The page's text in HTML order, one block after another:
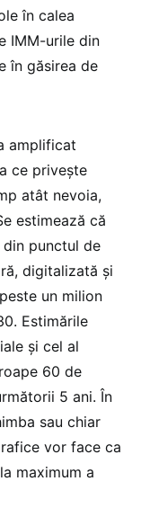
în calea
IMM-urile din
în găsirea de
amplificat
ce privește
atât nevoia,
estimează că
punctul de
digitalizată și
un milion
Estimările
și cel al
60 de
5 ani. În
sau chiar
vor face ca
maximum a